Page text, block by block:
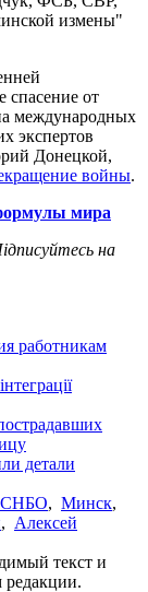
измены"
спасение от
международных
экспертов
Донецкой,
войны.
мира
на
работникам
детали
СНБО, Минск,
, Алексей
текст и
редакции.